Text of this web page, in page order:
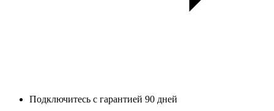
Подключитесь с гарантией 90 дней